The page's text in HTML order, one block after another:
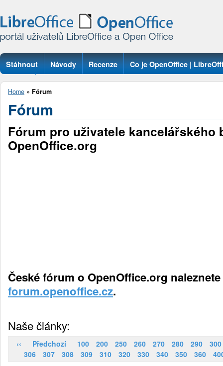
Stáhnout Návody Recenze Co je OpenOffice |
Otázky
Home » Fórum
Fórum
Fórum pro uživatele kancelářského
OpenOffice.org
České fórum o OpenOffice.org
forum.openoffice.cz.
Naše články:
‹‹ Předchozí 100 200 250 260 270 280 290
300
306
307 308 309 310 320 330 340 350 360